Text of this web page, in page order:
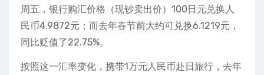
周五，银行购汇价格（现钞卖出价）100日元兑换人
民币4.9872元；而去年春节前大约可兑换6.1219元，
同比贬值了22.75%。
按照这一汇率变化，携带1万元人民币赴日旅行，去年